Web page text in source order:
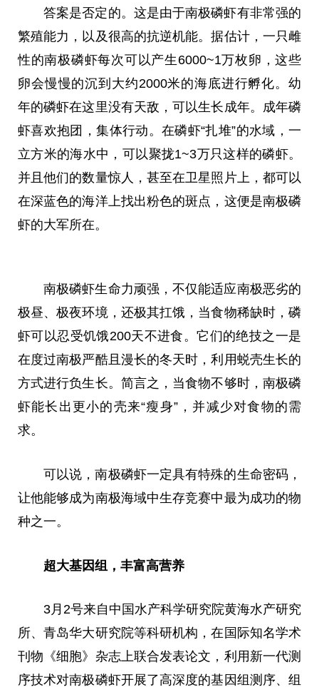
答案是否定的。这是由于南极磷虾有非常强的
繁殖能力，以及很高的抗逆机能。据估计，一只雌
性的南极磷虾每次可以产生6000~1万枚卵，这些
卵会慢慢的沉到大约2000米的海底进行孵化。幼
年的磷虾在这里没有天敌，可以生长成年。成年磷
虾喜欢抱团，集体行动。在磷虾“扎堆”的水域，一
立方米的海水中，可以聚拢1~3万只这样的磷虾。
并且他们的数量惊人，甚至在卫星照片上，都可以
在深蓝色的海洋上找出粉色的斑点，这便是南极磷
虾的大军所在。
南极磷虾生命力顽强，不仅能适应南极恶劣的
极昼、极夜环境，还极其扛饿，当食物稀缺时，磷
虾可以忍受饥饿200天不进食。它们的绝技之一是
在度过南极严酷且漫长的冬天时，利用蜕壳生长的
方式进行负生长。简言之，当食物不够时，南极磷
虾能长出更小的壳来“瘦身”，并减少对食物的需
求。
可以说，南极磷虾一定具有特殊的生命密码，
让他能够成为南极海域中生存竞赛中最为成功的物
种之一。
超大基因组，丰富高营养
3月2号来自 中国水产科学研究院黄海水产研究
所、青岛华大研究院等科研机构，在国际知名学术
刊物《细胞》杂志上联合发表论文，利用新一代测
序技术对南极磷虾开展了高深度的基因组测序、组